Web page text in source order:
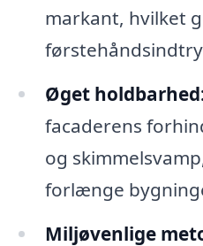
markant, hvilket
Øget
facaderens
og
forlænge
Miljøvenlige